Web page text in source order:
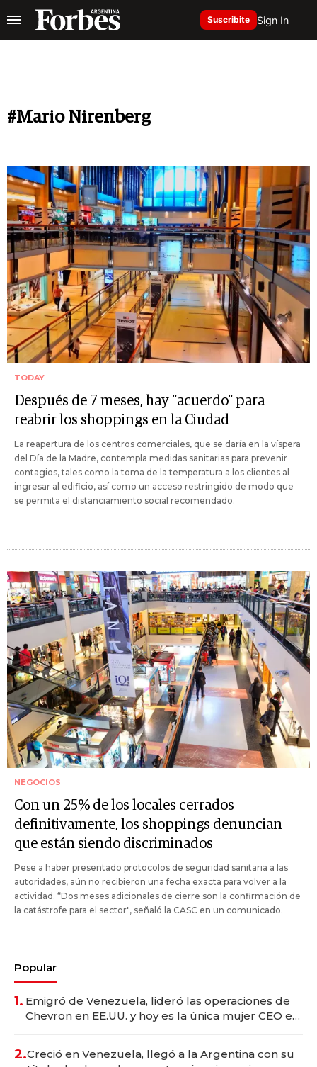
Suscribite Sign In
#Mario Nirenberg
TODAY
Después de 7 meses, hay "acuerdo" para
reabrir los shoppings en la Ciudad
La reapertura de los centros comerciales, que se daría en la víspera
del Día de la Madre, contempla medidas sanitarias para prevenir
contagios, tales como la toma de la temperatura a los clientes al
ingresar al edificio, así como un acceso restringido de modo que
se permita el distanciamiento social recomendado.
NEGOCIOS
Con un 25% de los locales cerrados
definitivamente, los shoppings denuncian
que están siendo discriminados
Pese a haber presentado protocolos de seguridad sanitaria a las
autoridades, aún no recibieron una fecha exacta para volver a la
actividad. “Dos meses adicionales de cierre son la confirmación de
la catástrofe para el sector", señaló la CASC en un comunicado.
Popular
1. Emigró de Venezuela, lideró las operaciones de
Chevron en EE.UU. y hoy es la única mujer CEO en
2.Creció en Venezuela, llegó a la Argentina con su